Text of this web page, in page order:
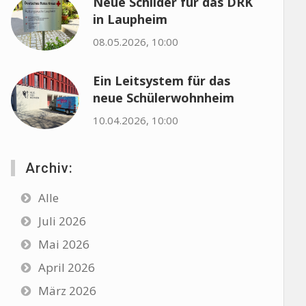
in Laupheim
08.05.2026, 10:00
Ein Leitsystem für das
neue Schülerwohnheim
10.04.2026, 10:00
Archiv:
Alle
Juli 2026
Mai 2026
April 2026
März 2026